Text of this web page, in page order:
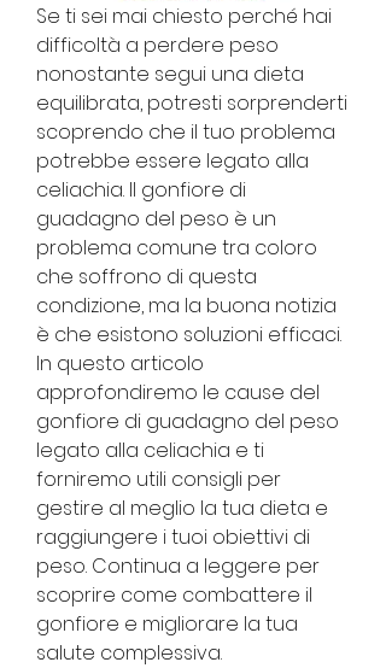
Se ti sei mai chiesto perché hai
difficoltà a perdere peso
nonostante segui una dieta
equilibrata, potresti sorprenderti
scoprendo che il tuo problema
potrebbe essere legato alla
celiachia. Il gonfiore di
guadagno del peso è un
problema comune tra coloro
che soffrono di questa
condizione, ma la buona notizia
è che esistono soluzioni efficaci.
In questo articolo
approfondiremo le cause del
gonfiore di guadagno del peso
legato alla celiachia e ti
forniremo utili consigli per
gestire al meglio la tua dieta e
raggiungere i tuoi obiettivi di
peso. Continua a leggere per
scoprire come combattere il
gonfiore e migliorare la tua
salute complessiva.